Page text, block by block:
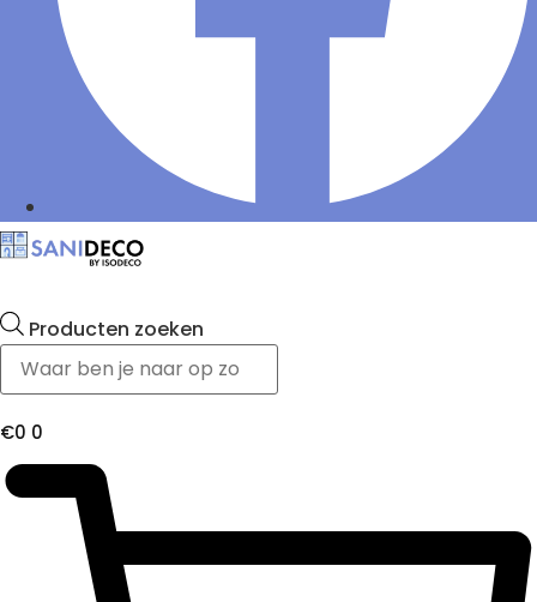
Producten zoeken
€0 0